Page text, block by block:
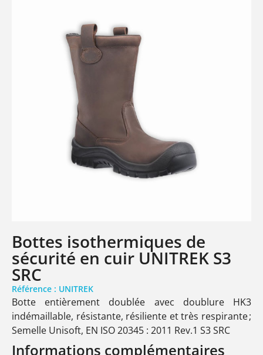
Bottes isothermiques de
sécurité en cuir UNITREK S3
SRC
Référence : UNITREK
Botte entièrement doublée avec doublure HK3
indémaillable, résistante, résiliente et très respirante ;
Semelle Unisoft, EN ISO 20345 : 2011 Rev.1 S3 SRC
Informations complémentaires